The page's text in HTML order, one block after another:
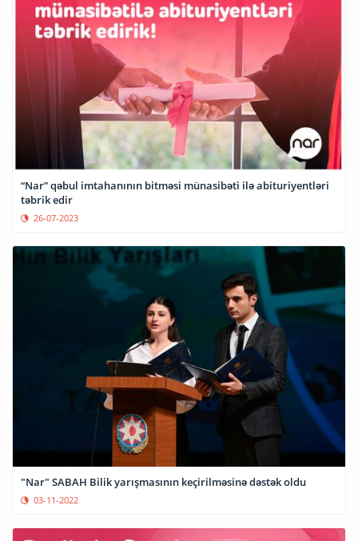
“Nar” qəbul imtahanının bitməsi münasibəti ilə abituriyentləri
təbrik edir
26-07-2023
"Nar" SABAH Bilik yarışmasının keçirilməsinə dəstək oldu
03-11-2022